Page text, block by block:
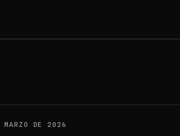
DE 2026